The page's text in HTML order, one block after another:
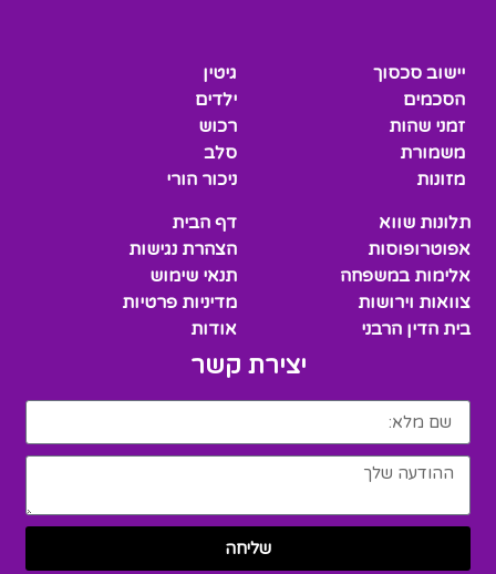
יישוב סכסוך
הסכמים
זמני שהות
משמורת
מזונות
גיטין
ילדים
רכוש
סלב
ניכור הורי
תלונות שווא
אפוטרופוסות
אלימות במשפחה
צוואות וירושות
בית הדין הרבני
דף הבית
הצהרת נגישות
תנאי שימוש
מדיניות פרטיות
אודות
יצירת קשר
שליחה